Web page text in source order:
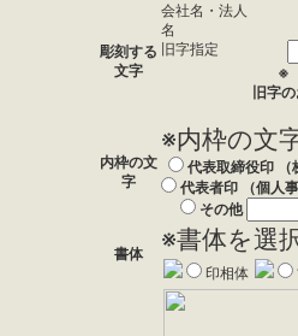
彫刻する
文字
会社名・法人
名
旧字指定
※
旧字
内枠の文
字
※内枠の文
代表取締役印 （
代表者印 （個人
その他
書体 ※書体を選
印相体